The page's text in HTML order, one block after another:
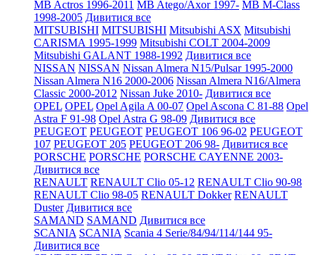
MB Actros 1996-2011 MB Atego/Axor 1997- MB M-Class
1998-2005 Дивитися все
MITSUBISHI MITSUBISHI Mitsubishi ASX Mitsubishi
CARISMA 1995-1999 Mitsubishi COLT 2004-2009
Mitsubishi GALANT 1988-1992 Дивитися все
NISSAN NISSAN Nissan Almera N15/Pulsar 1995-2000
Nissan Almera N16 2000-2006 Nissan Almera N16/Almera
Classic 2000-2012 Nissan Juke 2010- Дивитися все
OPEL OPEL Opel Agila A 00-07 Opel Ascona C 81-88 Opel
Astra F 91-98 Opel Astra G 98-09 Дивитися все
PEUGEOT PEUGEOT PEUGEOT 106 96-02 PEUGEOT
107 PEUGEOT 205 PEUGEOT 206 98- Дивитися все
PORSCHE PORSCHE PORSCHE CAYENNE 2003-
Дивитися все
RENAULT RENAULT Clio 05-12 RENAULT Clio 90-98
RENAULT Clio 98-05 RENAULT Dokker RENAULT
Duster Дивитися все
SAMAND SAMAND Дивитися все
SCANIA SCANIA Scania 4 Serie/84/94/114/144 95-
Дивитися все